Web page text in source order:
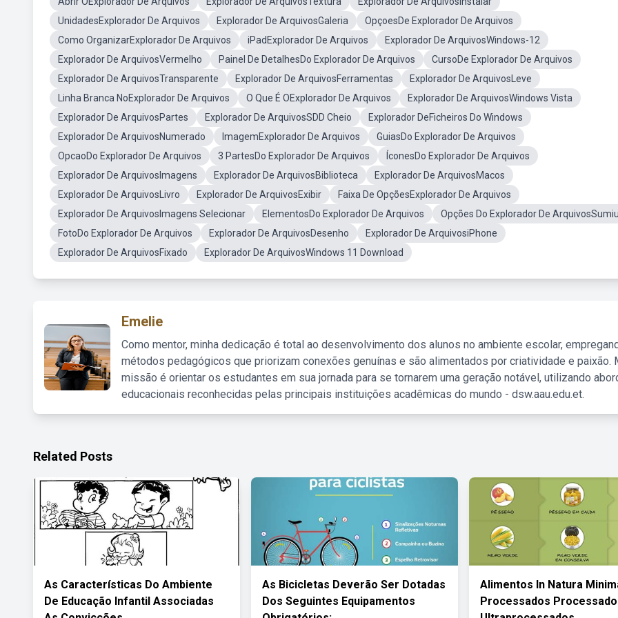
UnidadesExplorador De Arquivos
Explorador De ArquivosGaleria
OpçoesDe Explorador De Arquivos
Como OrganizarExplorador De Arquivos
iPadExplorador De Arquivos
Explorador De ArquivosWindows-12
Explorador De ArquivosVermelho
Painel De DetalhesDo Explorador De Arquivos
CursoDe Explorador De Arquivos
Explorador De ArquivosTransparente
Explorador De ArquivosFerramentas
Explorador De ArquivosLeve
Linha Branca NoExplorador De Arquivos
O Que É OExplorador De Arquivos
Explorador De ArquivosWindows Vista
Explorador De ArquivosPartes
Explorador De ArquivosSDD Cheio
Explorador DeFicheiros Do Windows
Explorador De ArquivosNumerado
ImagemExplorador De Arquivos
GuiasDo Explorador De Arquivos
OpcaoDo Explorador De Arquivos
3 PartesDo Explorador De Arquivos
ÍconesDo Explorador De Arquivos
Explorador De ArquivosImagens
Explorador De ArquivosBiblioteca
Explorador De ArquivosMacos
Explorador De ArquivosLivro
Explorador De ArquivosExibir
Faixa De OpçõesExplorador De Arquivos
Explorador De ArquivosImagens Selecionar
ElementosDo Explorador De Arquivos
Opções Do Explorador De
FotoDo Explorador De Arquivos
Explorador De ArquivosDesenho
Explorador De ArquivosiPhone
Explorador De ArquivosFixado
Explorador De ArquivosWindows 11 Download
Emelie
Como mentor, minha dedicação é total ao desenvolvimento dos alunos no ambiente escolar,
métodos pedagógicos que priorizam conexões genuínas e são alimentados por criatividade e paixão.
missão é orientar os estudantes em sua jornada para se tornarem uma geração notável, utilizando
educacionais reconhecidas pelas principais instituições acadêmicas do mundo - dsw.aau.edu.et.
Related Posts
As Características Do Ambiente
De Educação Infantil Associadas
As Bicicletas Deverão Ser Dotadas
Dos Seguintes Equipamentos
Alimentos In Natura
Processados